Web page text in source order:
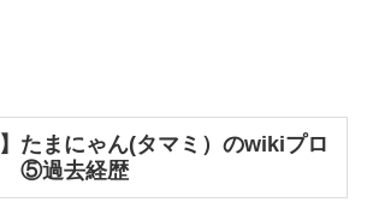
】たまにゃん(タマミ）のwikiプロ
⑤過去経歴